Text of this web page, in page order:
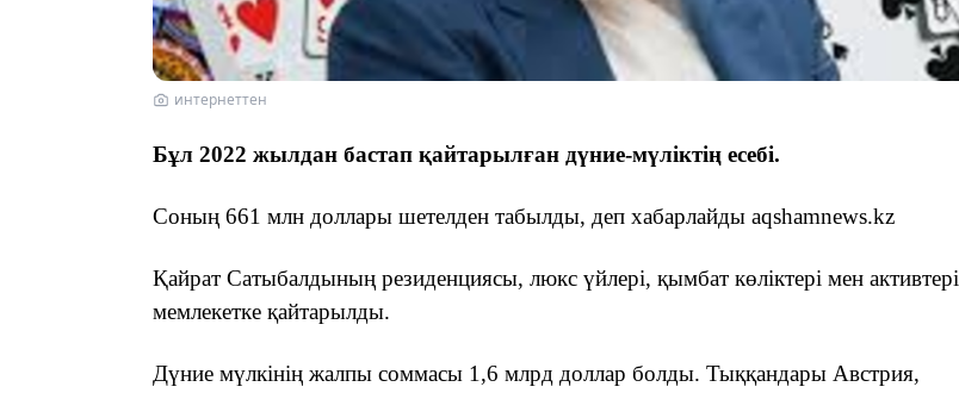
интернеттен
Бұл 2022 жылдан бастап қайтарылған дүние-мүліктің есебі.
Соның 661 млн доллары шетелден табылды, деп хабарлайды aqshamnews.kz
Қайрат Сатыбалдының резиденциясы, люкс үйлері, қымбат көліктері мен активтері
мемлекетке қайтарылды.
Дүние мүлкінің жалпы соммасы 1,6 млрд доллар болды. Тыққандары Австрия,